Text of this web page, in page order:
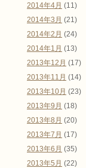
2014年4月 (11)
2014年3月 (21)
2014年2月 (24)
2014年1月 (13)
2013年12月 (17)
2013年11月 (14)
2013年10月 (23)
2013年9月 (18)
2013年8月 (20)
2013年7月 (17)
2013年6月 (35)
2013年5月 (22)